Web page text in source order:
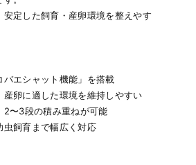
定した飼育・産卵環境を整えやす
バエシャット機能」を搭載
産卵に適した環境を維持しやすい
2〜3段の積み重ねが可能
虫飼育まで幅広く対応